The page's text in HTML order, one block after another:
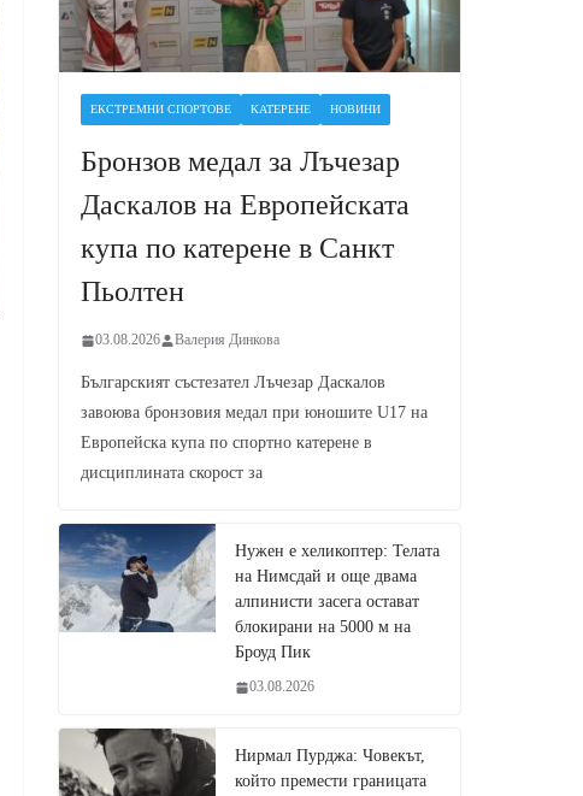
ЕКСТРЕМНИ СПОРТОВЕ КАТЕРЕНЕ НОВИНИ
Бронзов медал за Лъчезар
Даскалов на Европейската
купа по катерене в Санкт
Пьолтен
03.08.2026 Валерия Динкова
Българският състезател Лъчезар Даскалов
завоюва бронзовия медал при юношите U17 на
Европейска купа по спортно катерене в
дисциплината скорост за
Нужен е хеликоптер: Телата
на Нимсдай и още двама
алпинисти засега остават
блокирани на 5000 м на
Броуд Пик
03.08.2026
Нирмал Пурджа: Човекът,
който премести границата